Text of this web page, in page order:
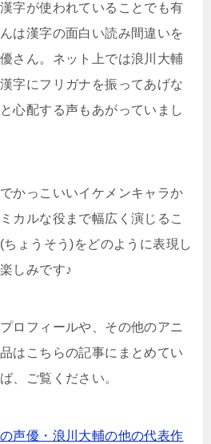
字が使われていることでも有
は漢字の面白い読み間違いを
さん。ネット上では浪川大輔
字にフリガナを振ってあげな
心配する声もあがっていまし
かっこいいイケメンキャラか
カルな役まで幅広く演じるこ
ょうそう)をどのように表現し
しみです♪
ロフィールや、その他のアニ
はこちらの記事にまとめてい
、ご覧ください。
声優・浪川大輔の他の代表作